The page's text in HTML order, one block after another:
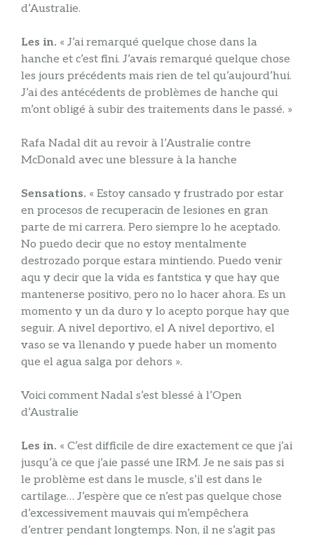
d’Australie.
Les in. « J’ai remarqué quelque chose dans la
hanche et c’est fini. J’avais remarqué quelque chose
les jours précédents mais rien de tel qu’aujourd’hui.
J’ai des antécédents de problèmes de hanche qui
m’ont obligé à subir des traitements dans le passé. »
Rafa Nadal dit au revoir à l’Australie contre
McDonald avec une blessure à la hanche
Sensations. « Estoy cansado y frustrado por estar
en procesos de recuperacin de lesiones en gran
parte de mi carrera. Pero siempre lo he aceptado.
No puedo decir que no estoy mentalmente
destrozado porque estara mintiendo. Puedo venir
aqu y decir que la vida es fantstica y que hay que
mantenerse positivo, pero no lo hacer ahora. Es un
momento y un da duro y lo acepto porque hay que
seguir. A nivel deportivo, el A nivel deportivo, el
vaso se va llenando y puede haber un momento
que el agua salga por dehors ».
Voici comment Nadal s’est blessé à l’Open
d’Australie
Les in. « C’est difficile de dire exactement ce que j’ai
jusqu’à ce que j’aie passé une IRM. Je ne sais pas si
le problème est dans le muscle, s’il est dans le
cartilage… J’espère que ce n’est pas quelque chose
d’excessivement mauvais qui m’empêchera
d’entrer pendant longtemps. Non, il ne s’agit pas